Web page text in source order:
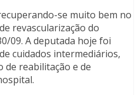
se muito bem no
revascularização do
09. A deputada hoje foi
cuidados intermediários,
de reabilitação e de